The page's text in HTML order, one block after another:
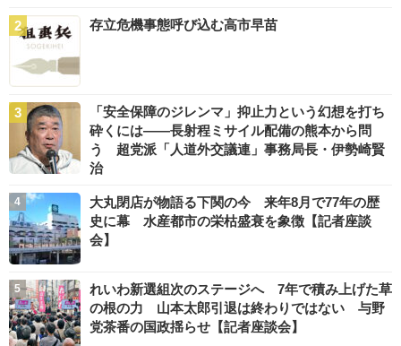
存立危機事態呼び込む高市早苗
「安全保障のジレンマ」抑止力という幻想を打ち
砕くには――長射程ミサイル配備の熊本から問
う 超党派「人道外交議連」事務局長・伊勢崎賢
治
大丸閉店が物語る下関の今 来年8月で77年の歴
史に幕 水産都市の栄枯盛衰を象徴【記者座談
会】
れいわ新選組次のステージへ 7年で積み上げた草
の根の力 山本太郎引退は終わりではない 与野
党茶番の国政揺らせ【記者座談会】